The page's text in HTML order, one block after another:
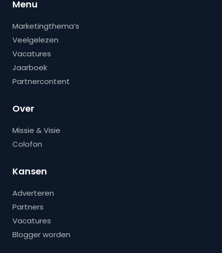
Menu
Marketingthema’s
Veelgelezen
Vacatures
Jaarboek
Partnercontent
Over
Missie & Visie
Colofon
Kansen
Adverteren
Partners
Vacatures
Blogger worden